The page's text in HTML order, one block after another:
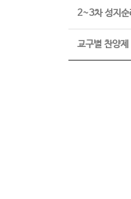
2~3차 성지순
교구별 찬양제